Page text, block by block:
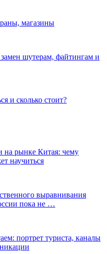
магазины
шутерам, файтингам и
и сколько стоит?
на рынке Китая: чему
научиться
выравнивания
пока не …
портрет туриста, каналы